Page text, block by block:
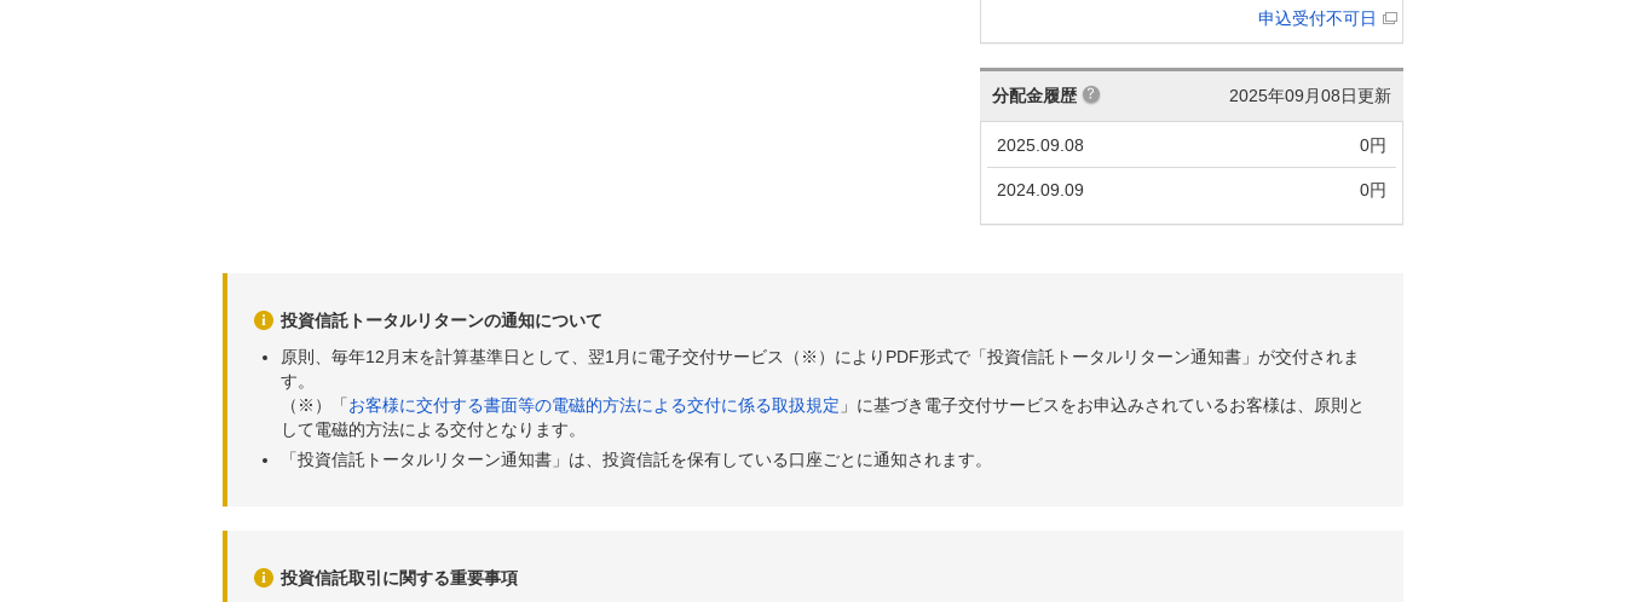
申込受付不可日
2025年09月08日更新
分配金履歴
2025.09.08 0円
2024.09.09 0円
投資信託トータルリターンの通知について
原則、毎年12月末を計算基準日として、翌1月に電子交付サービス（※）によりPDF形式で「投資信託トータルリターン通知書」が交付されま
す。
（※）「お客様に交付する書面等の電磁的方法による交付に係る取扱規定 」に基づき電子交付サービスをお申込みされているお客様は、原則と
して電磁的方法による交付となります。
「投資信託トータルリターン通知書」は、投資信託を保有している口座ごとに通知されます。
投資信託取引に関する重要事項